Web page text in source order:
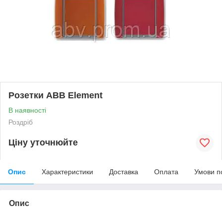
Розетки ABB Element
В наявності
Роздріб
Ціну уточнюйте
Опис Характеристики Доставка Оплата Умови
Опис